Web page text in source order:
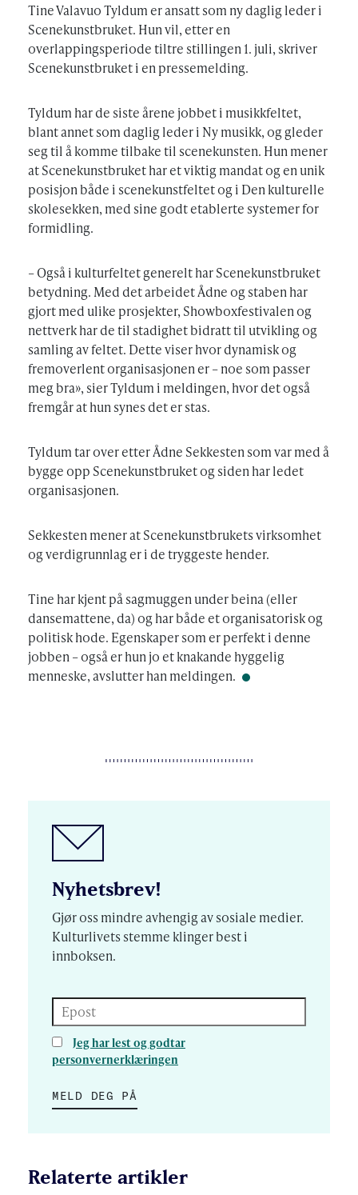
Tine Valavuo Tyldum er ansatt som ny daglig leder i
Scenekunstbruket. Hun vil, etter en
overlappingsperiode tiltre stillingen 1. juli, skriver
Scenekunstbruket i en pressemelding.
Tyldum har de siste årene jobbet i musikkfeltet,
blant annet som daglig leder i Ny musikk, og gleder
seg til å komme tilbake til scenekunsten. Hun mener
at Scenekunstbruket har et viktig mandat og en unik
posisjon både i scenekunstfeltet og i Den kulturelle
skolesekken, med sine godt etablerte systemer for
formidling.
– Også i kulturfeltet generelt har Scenekunstbruket
betydning. Med det arbeidet Ådne og staben har
gjort med ulike prosjekter, Showboxfestivalen og
nettverk har de til stadighet bidratt til utvikling og
samling av feltet. Dette viser hvor dynamisk og
fremoverlent organisasjonen er – noe som passer
meg bra», sier Tyldum i meldingen, hvor det også
fremgår at hun synes det er stas.
Tyldum tar over etter Ådne Sekkesten som var med å
bygge opp Scenekunstbruket og siden har ledet
organisasjonen.
Sekkesten mener at Scenekunstbrukets virksomhet
og verdigrunnlag er i de tryggeste hender.
Tine har kjent på sagmuggen under beina (eller
dansemattene, da) og har både et organisatorisk og
politisk hode. Egenskaper som er perfekt i denne
jobben – også er hun jo et knakande hyggelig
menneske, avslutter han meldingen.
Nyhetsbrev!
Gjør oss mindre avhengig av sosiale medier.
Kulturlivets stemme klinger best i
innboksen.
Epost
Jeg har lest og godtar
personvernerklæringen
MELD DEG PÅ
Relaterte artikler